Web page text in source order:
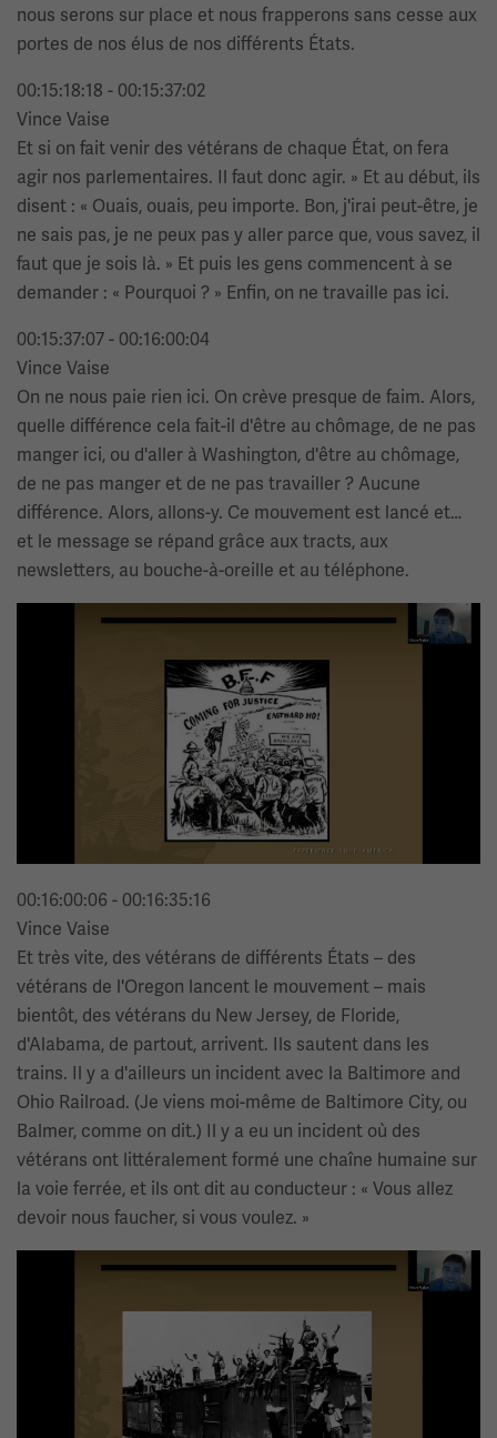
nous serons sur place et nous frapperons sans cesse aux
portes de nos élus de nos différents États.
00:15:18:18 - 00:15:37:02
Vince Vaise
Et si on fait venir des vétérans de chaque État, on fera
agir nos parlementaires. Il faut donc agir. » Et au début, ils
disent : « Ouais, ouais, peu importe. Bon, j'irai peut-être, je
ne sais pas, je ne peux pas y aller parce que, vous savez, il
faut que je sois là. » Et puis les gens commencent à se
demander : « Pourquoi ? » Enfin, on ne travaille pas ici.
00:15:37:07 - 00:16:00:04
Vince Vaise
On ne nous paie rien ici. On crève presque de faim. Alors,
quelle différence cela fait-il d'être au chômage, de ne pas
manger ici, ou d'aller à Washington, d'être au chômage,
de ne pas manger et de ne pas travailler ? Aucune
différence. Alors, allons-y. Ce mouvement est lancé et…
et le message se répand grâce aux tracts, aux
newsletters, au bouche-à-oreille et au téléphone.
00:16:00:06 - 00:16:35:16
Vince Vaise
Et très vite, des vétérans de différents États – des
vétérans de l'Oregon lancent le mouvement – mais
bientôt, des vétérans du New Jersey, de Floride,
d'Alabama, de partout, arrivent. Ils sautent dans les
trains. Il y a d'ailleurs un incident avec la Baltimore and
Ohio Railroad. (Je viens moi-même de Baltimore City, ou
Balmer, comme on dit.) Il y a eu un incident où des
vétérans ont littéralement formé une chaîne humaine sur
la voie ferrée, et ils ont dit au conducteur : « Vous allez
devoir nous faucher, si vous voulez. »